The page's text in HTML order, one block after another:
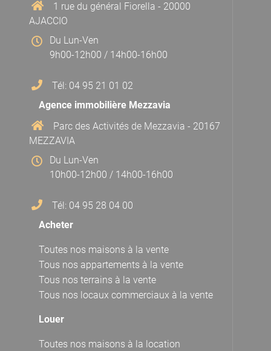
1 rue du général Fiorella - 20000
AJACCIO
Du Lun-Ven
9h00-12h00 / 14h00-16h00
Tél: 04 95 21 01 02
Agence immobilière Mezzavia
Parc des Activités de Mezzavia - 20167
MEZZAVIA
Du Lun-Ven
10h00-12h00 / 14h00-16h00
Tél: 04 95 28 04 00
Acheter
Toutes nos maisons à la vente
Tous nos appartements à la vente
Tous nos terrains à la vente
Tous nos locaux commerciaux à la vente
Louer
Toutes nos maisons à la location